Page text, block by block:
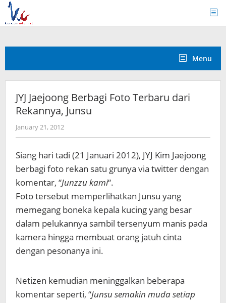
Skip
content
Menu
JYJ Jaejoong Berbagi Foto Terbaru dari
Rekannya, Junsu
January 21, 2012by
Koreanindo
Siang hari tadi (21 Januari 2012), JYJ Kim Jaejoong
berbagi foto rekan satu grunya via twitter dengan
komentar, “Junzzu kami“.
Foto tersebut memperlihatkan Junsu yang
memegang boneka kepala kucing yang besar
dalam pelukannya sambil tersenyum manis pada
kamera hingga membuat orang jatuh cinta
dengan pesonanya ini.
Netizen kemudian meninggalkan beberapa
komentar seperti, “Junsu semakin muda setiap